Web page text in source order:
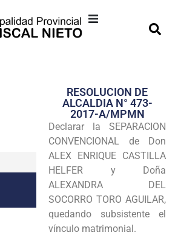
Transparencia
Seguridad
Programas
Intranet
RESOLUCION DE
ALCALDIA N° 473-
2017-A/MPMN
Declarar la SEPARACION
CONVENCIONAL de Don
ALEX ENRIQUE CASTILLA
HELFER y Doña
ALEXANDRA DEL
SOCORRO TORO AGUILAR,
quedando subsistente el
vínculo matrimonial.